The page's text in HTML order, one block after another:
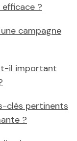
?
campagne
il important
clés pertinents
?